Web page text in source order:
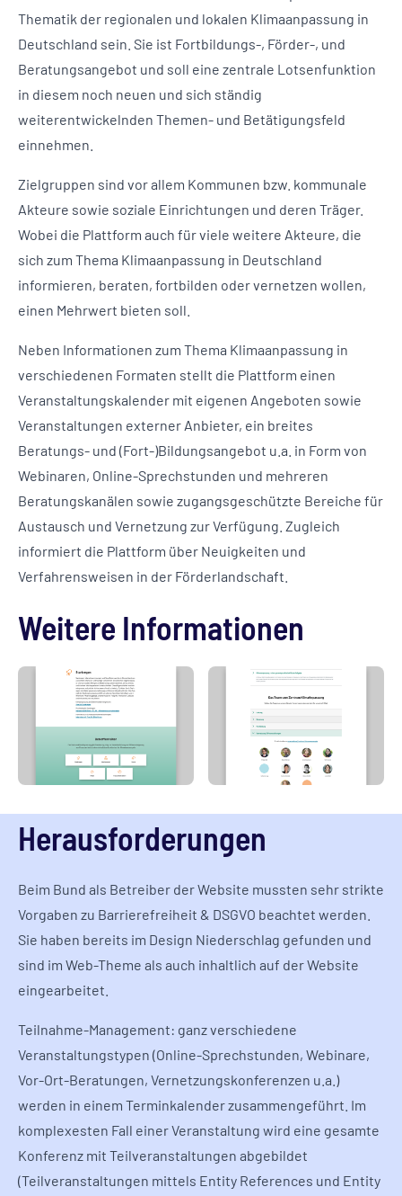
Thematik der regionalen und lokalen Klimaanpassung in
Deutschland sein. Sie ist Fortbildungs-, Förder-, und
Beratungsangebot und soll eine zentrale Lotsenfunktion
in diesem noch neuen und sich ständig
weiterentwickelnden Themen- und Betätigungsfeld
einnehmen.
Zielgruppen sind vor allem Kommunen bzw. kommunale
Akteure sowie soziale Einrichtungen und deren Träger.
Wobei die Plattform auch für viele weitere Akteure, die
sich zum Thema Klimaanpassung in Deutschland
informieren, beraten, fortbilden oder vernetzen wollen,
einen Mehrwert bieten soll.
Neben Informationen zum Thema Klimaanpassung in
verschiedenen Formaten stellt die Plattform einen
Veranstaltungskalender mit eigenen Angeboten sowie
Veranstaltungen externer Anbieter, ein breites
Beratungs- und (Fort-)Bildungsangebot u.a. in Form von
Webinaren, Online-Sprechstunden und mehreren
Beratungskanälen sowie zugangsgeschützte Bereiche für
Austausch und Vernetzung zur Verfügung. Zugleich
informiert die Plattform über Neuigkeiten und
Verfahrensweisen in der Förderlandschaft.
Weitere Informationen
Herausforderungen
Beim Bund als Betreiber der Website mussten sehr strikte
Vorgaben zu Barrierefreiheit & DSGVO beachtet werden.
Sie haben bereits im Design Niederschlag gefunden und
sind im Web-Theme als auch inhaltlich auf der Website
eingearbeitet.
Teilnahme-Management: ganz verschiedene
Veranstaltungstypen (Online-Sprechstunden, Webinare,
Vor-Ort-Beratungen, Vernetzungskonferenzen u.a.)
werden in einem Terminkalender zusammengeführt. Im
komplexesten Fall einer Veranstaltung wird eine gesamte
Konferenz mit Teilveranstaltungen abgebildet
(Teilveranstaltungen mittels Entity References und Entity